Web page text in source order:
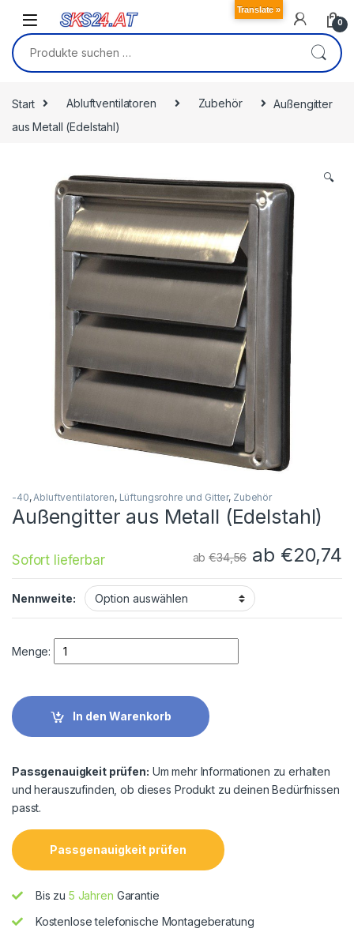
0
Suchen nach:
Start Abluftventilatoren Zubehör
Außengitter
aus Metall (Edelstahl)
🔍
-40,Abluftventilatoren, Lüftungsrohre und Gitter, Zubehör
Außengitter aus Metall (Edelstahl)
Sofort lieferbar ab€34,56 ab €20,74
Nennweite:
Menge:
Quantity
In den Warenkorb
Passgenauigkeit prüfen: Um mehr Informationen zu erhalten
und herauszufinden, ob dieses Produkt zu deinen Bedürfnissen
passt.
Passgenauigkeit prüfen
Bis zu 5 Jahren Garantie
Kostenlose telefonische Montageberatung
Translate »